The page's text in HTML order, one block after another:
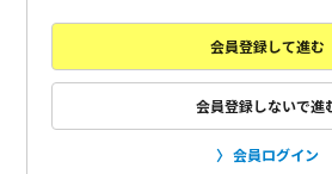
会員登録して進む
会員登録しないで進
会員ログイン